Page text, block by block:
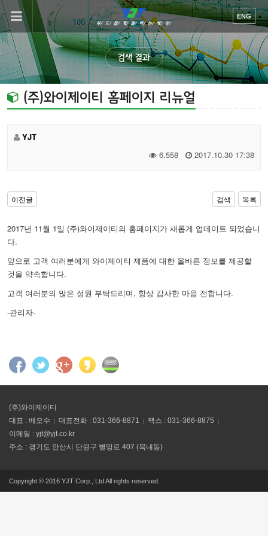
이메일을
입력하시면
답변
등록
시
답변이
이메일로
전송됩니다.
ENG
검색 결과
(주)와이제이티 홈페이지 리뉴얼
YJT
6,558
2017.10.30 17:38
이전글 검색 목록
2017년 11월 1일 (주)와이제이티의 홈페이지가 새롭게 업데이트 되었습니
다.
앞으로 고객 여러분에게 와이제이티 제품에 대한 올바른 정보를 제공할
것을 약속합니다.
고객 여러분의 많은 성원 부탁드리며, 항상 감사한 마음 전합니다.
-관리자-
(주)와이제이티
대표 : 배오수
대표전화 : 031-366-8871
팩스 : 031-366-8875
이메일 : yjt@yjt.co.kr
주소 : 경기도 안산시 단원구 별망로 407 (목내동)
Copyright © 2016 YJT Corp., Ltd All rights reserved.